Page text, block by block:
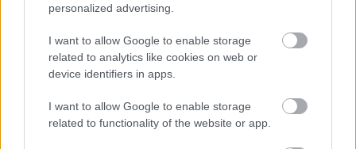
personalized advertising.
I want to allow Google to enable storage
related to analytics like cookies on web or
device identifiers in apps.
I want to allow Google to enable storage
related to functionality of the website or app.
BIRKÓZÁS EGY SZÚNYOGGAL
(Kazumó)
Ókura Norijosi
Sigejama Josinobu